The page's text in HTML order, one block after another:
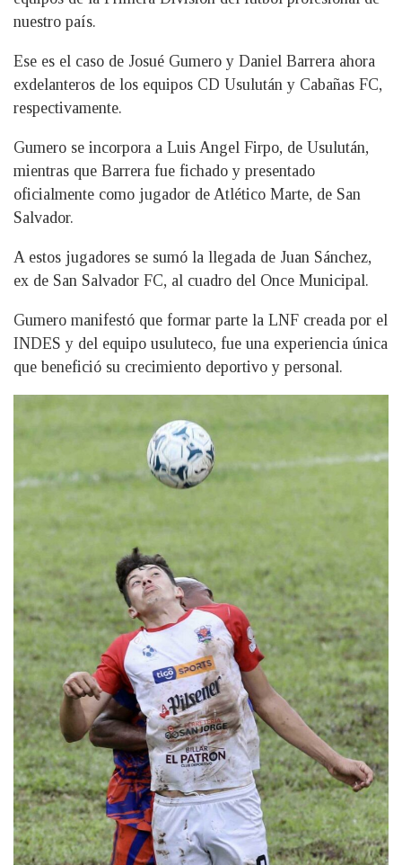
nuestro país.
Ese es el caso de Josué Gumero y Daniel Barrera ahora
exdelanteros de los equipos CD Usulután y Cabañas FC,
respectivamente.
Gumero se incorpora a Luis Angel Firpo, de Usulután,
mientras que Barrera fue fichado y presentado
oficialmente como jugador de Atlético Marte, de San
Salvador.
A estos jugadores se sumó la llegada de Juan Sánchez,
ex de San Salvador FC, al cuadro del Once Municipal.
Gumero manifestó que formar parte la LNF creada por el
INDES y del equipo usuluteco, fue una experiencia única
que benefició su crecimiento deportivo y personal.